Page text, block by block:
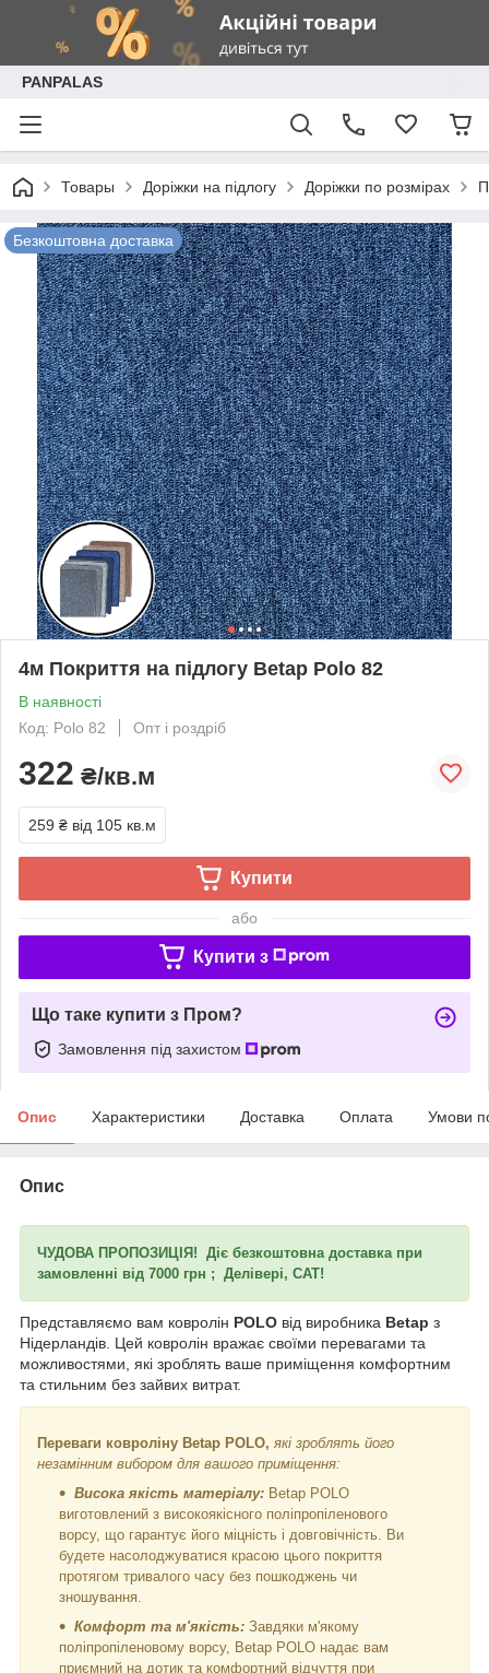
PANPALAS
Товары Доріжки на підлогу Доріжки по розмірах
Безкоштовна доставка
4м Покриття на підлогу Betap Polo 82
В наявності
Код: Polo 82
Опт і роздріб
322 ₴/кв.м
259 ₴ від 105 кв.м
Купити
або
Купити з
Що таке купити з Пром?
Замовлення під захистом
Опис Характеристики Доставка Оплата Умови
Опис
ЧУДОВА ПРОПОЗИЦІЯ! Діє безкоштовна доставка при
замовленні від 7000 грн ; Делівері, САТ!
Представляємо вам ковролін POLO від виробника Betap з
Нідерландів. Цей ковролін вражає своїми перевагами та
можливостями, які зроблять ваше приміщення комфортним
та стильним без зайвих витрат.
Переваги ковроліну Betap POLO, які зроблять його
незамінним вибором для вашого приміщення:
Висока якість матеріалу: Betap POLO
виготовлений з високоякісного поліпропіленового
ворсу, що гарантує його міцність і довговічність. Ви
будете насолоджуватися красою цього покриття
протягом тривалого часу без пошкоджень чи
зношування.
Комфорт та м'якість: Завдяки м'якому
поліпропіленовому ворсу, Betap POLO надає вам
приємний на дотик та комфортний відчуття при